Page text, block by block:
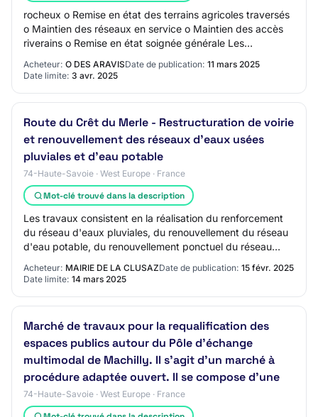
rocheux o Remise en état des terrains agricoles traversés
o Maintien des réseaux en service o Maintien des accès
riverains o Remise en état soignée générale Les
Acheteur: O DES ARAVISDate de publication: 11 mars 2025
Date limite: 3 avr. 2025
Route du Crêt du Merle - Restructuration de voirie
et renouvellement des réseaux d'eaux usées
pluviales et d'eau potable
74-Haute-Savoie · West Europe · France
Mot-clé trouvé dans la description
Les travaux consistent en la réalisation du renforcement
du réseau d'eaux pluviales, du renouvellement du réseau
d'eau potable, du renouvellement ponctuel du réseau
Acheteur: MAIRIE DE LA CLUSAZDate de publication: 15 févr. 2025
Date limite: 14 mars 2025
Marché de travaux pour la requalification des
espaces publics autour du Pôle d'échange
multimodal de Machilly. Il s'agit d'un marché à
procédure adaptée ouvert. Il se compose d'une
74-Haute-Savoie · West Europe · France